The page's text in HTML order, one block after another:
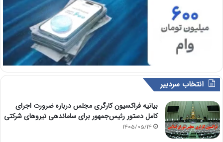
انتخاب سردبیر
بیانیه فراکسیون کارگری مجلس درباره ضرورت اجرای
کامل دستور رئیس‌جمهور برای ساماندهی نیروهای شرکتی
1405/05/14